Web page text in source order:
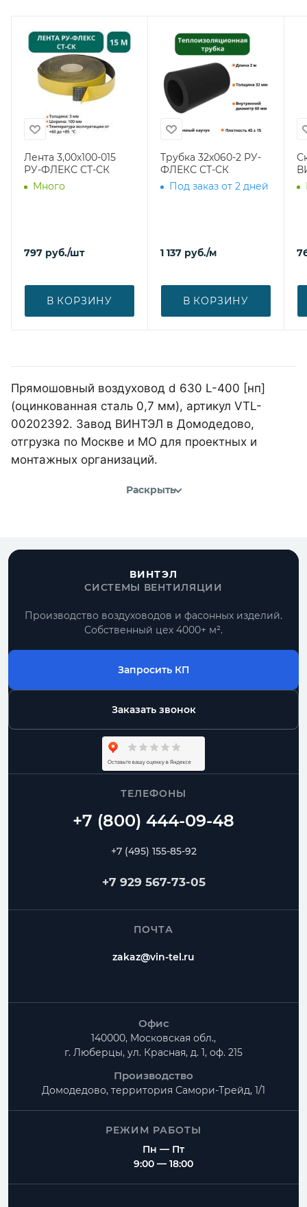
Лента 3,00х100-015
РУ-ФЛЕКС СТ-СК
Много
797 руб./шт
В КОРЗИНУ
Трубка 32х060-2 РУ-
ФЛЕКС СТ-СК
Под заказ от 2 дней
1 137 руб./м
В КОРЗИНУ
Прямошовный воздуховод d 630 L-400 [нп]
(оцинкованная сталь 0,7 мм), артикул VTL-
00202392. Завод ВИНТЭЛ в Домодедово,
отгрузка по Москве и МО для проектных и
монтажных организаций.
Раскрыть
ВИНТЭЛ
СИСТЕМЫ ВЕНТИЛЯЦИИ
Производство воздуховодов и фасонных изделий.
Собственный цех 4000+ м².
Запросить КП
Заказать звонок
ТЕЛЕФОНЫ
+7 (495) 155-85-92
+7 929 567-73-05
ПОЧТА
zakaz@vin-tel.ru
Офис
140000, Московская обл.,
г. Люберцы, ул. Красная, д. 1, оф. 215
Производство
Домодедово, территория Самори-Трейд, 1/1
РЕЖИМ РАБОТЫ
Пн — Пт
9:00 — 18:00